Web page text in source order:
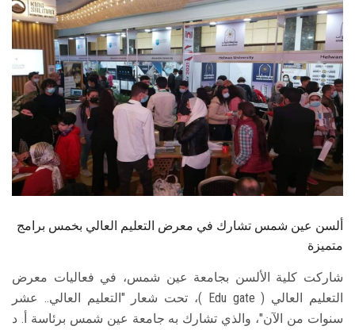
الطلاب
هيئة التدريس
الدراسات العليا
الخريجين
الموظفون
الزائـرون
ألسن عين شمس تشارك في معرض التعليم العالي بخمس برامج
متميزة
شاركت كلية الألسن بجامعة عين شمس، في فعاليات معرض
التعليم العالي ( Edu gate )، تحت شعار "التعليم العالي.. عشر
سنوات من الآن"، والذي تشارك به جامعة عين شمس برئاسة أ. د